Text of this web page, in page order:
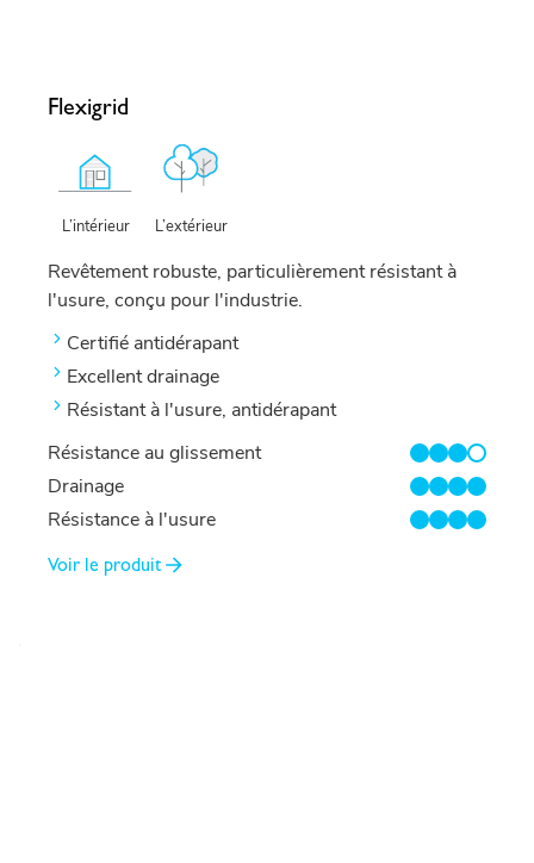
Flexigrid
L’intérieur L’extérieur
Revêtement robuste, particulièrement résistant à
l'usure, conçu pour l'industrie.
Certifié antidérapant
Excellent drainage
Résistant à l'usure, antidérapant
Résistance au glissement
3/4
Drainage
4/4
Résistance à l'usure
4/4
Voir le produit